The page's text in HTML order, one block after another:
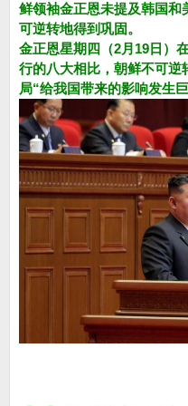
鲜领袖金正恩未提及韩国和
可逆转地得到巩固。
金正恩星期四（2月19日）
行的八大相比，朝鲜不可逆
局“给我国带来的影响发生巨